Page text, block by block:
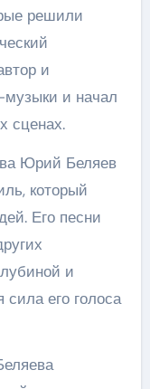
решили
и
музыки и начал
сценах.
Юрий Беляев
который
Его песни
и
сила его голоса